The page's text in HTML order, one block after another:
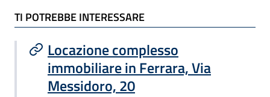
TI POTREBBE INTERESSARE
TI POTREBBE INTERESSARE
Locazione complesso
immobiliare in Ferrara, Via
Messidoro, 20